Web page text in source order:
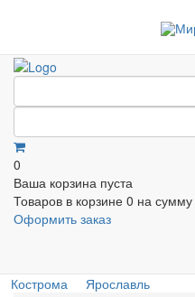
0
Ваша корзина пуста
Товаров в корзине 0 на сумму
Оформить заказ
Кострома
Ярославль